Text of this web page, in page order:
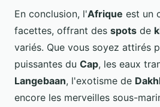
En conclusion, l'Afrique est un
facettes, offrant des spots de
variés. Que vous soyez attirés
puissantes du Cap, les eaux
Langebaan, l'exotisme de
encore les merveilles sous-